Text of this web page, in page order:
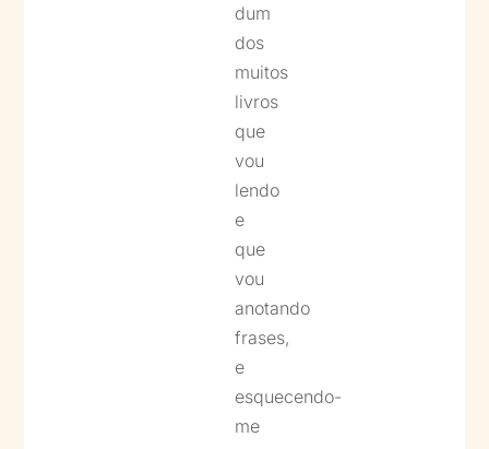
dum
dos
muitos
livros
que
vou
lendo
e
que
vou
anotando
frases,
e
esquecendo-
me